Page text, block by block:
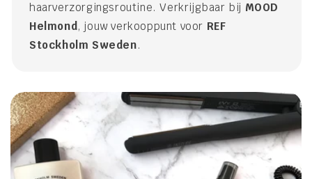
haarverzorgingsroutine. Verkrijgbaar bij MOOD
Helmond, jouw verkooppunt voor REF
Stockholm Sweden.